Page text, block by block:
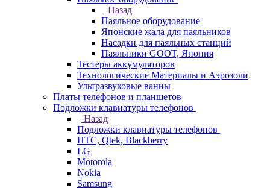
Назад
Паяльное оборудование
Японские жала для паяльников
Насадки для паяльных станций
Паяльники GOOT, Япония
Тестеры аккумуляторов
Технологические Материалы и Аэрозоли
Ультразвуковые ванны
Платы телефонов и планшетов
Подложки клавиатуры телефонов
Назад
Подложки клавиатуры телефонов
HTC, Qtek, Blackberry
LG
Motorola
Nokia
Samsung